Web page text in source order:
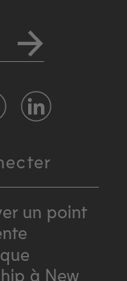
LinkedIn
un point
à New